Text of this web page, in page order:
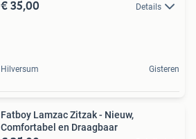
€ 35,00 Details
Hilversum Gisteren
Fatboy Lamzac Zitzak - Nieuw,
Comfortabel en Draagbaar